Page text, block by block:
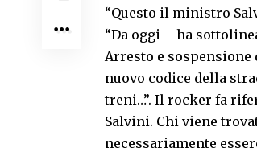
“Questo il ministro
“Da oggi – ha
Arresto e
nuovo codice della
treni…”. Il rocker fa
Salvini. Chi viene
necessariamente